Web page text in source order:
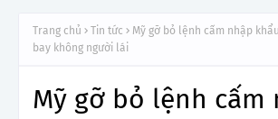
Trang chủ Tin tức
Mỹ gỡ bỏ lệnh cấm nhập
bay không người lái
Mỹ gỡ bỏ lệnh cấm